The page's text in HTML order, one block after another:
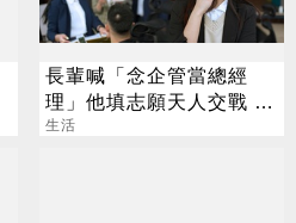
長輩喊「念企管當總經
理」他填志願天人交戰 過
來人曝殘酷真相
生活